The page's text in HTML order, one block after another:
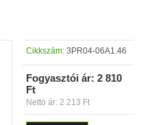
Cikkszám: 3PR04-06A1.46
Fogyasztói ár: 2 810
Ft
Nettó ár: 2 213 Ft